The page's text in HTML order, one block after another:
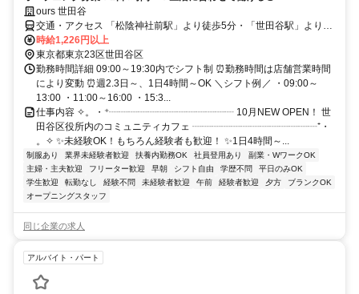
ours 世田谷
交通・アクセス 「松陰神社前駅」より徒歩5分・「世田谷駅」より徒
歩5分
時給1,226円以上
東京都東京23区世田谷区
勤務時間詳細 09:00～19:30内でシフト制 ⏰勤務時間は店舗営業時間
により変動 ⏰週2.3日～、1日4時間～OK ＼シフト例／ ・09:00～
13:00 ・11:00～16:00 ・15:3...
仕事内容 ✧。・⁺┈┈┈┈┈┈┈┈┈┈┈┈┈ 10月NEW OPEN！ 世
田谷区役所内のコミュニティカフェ ┈┈┈┈┈┈┈┈┈┈┈┈┈⁺・
。✧ ✨未経験OK！もちろん経験者も歓迎！ ✨1日4時間～...
制服あり 業界未経験者歓迎 扶養内勤務OK 社員登用あり
副業・WワークOK
主婦・主夫歓迎
フリーター歓迎 早朝 シフト自由 学歴不問
平日のみOK
学生歓迎
転勤なし 経験不問 未経験者歓迎 午前 経験者歓迎 夕方
ブランクOK
オープニングスタッフ
同じ企業の求人
アルバイト・パート